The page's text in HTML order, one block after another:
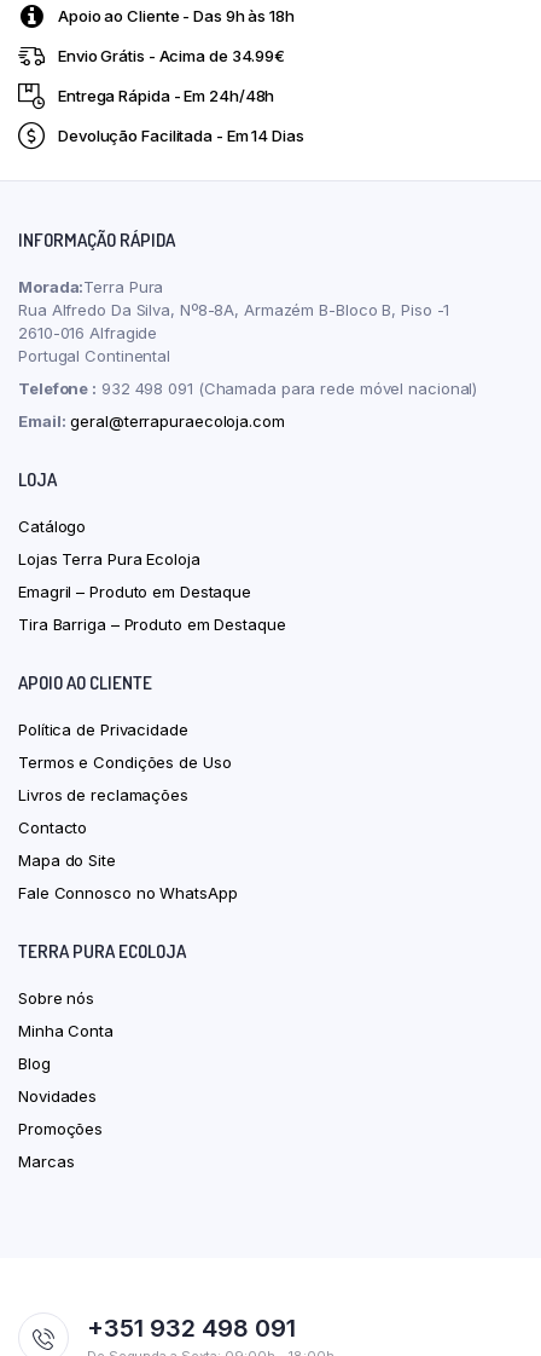
Salim
Apoio ao Cliente - Das 9h às 18h
Envio Grátis - Acima de 34.99€
Entrega Rápida - Em 24h/48h
Devolução Facilitada - Em 14 Dias
INFORMAÇÃO RÁPIDA
Morada:Terra Pura
Rua Alfredo Da Silva, Nº8-8A, Armazém B-Bloco B, Piso -1
2610-016 Alfragide
Portugal Continental
Telefone : 932 498 091 (Chamada para rede móvel nacional)
Email: geral@terrapuraecoloja.com
LOJA
Catálogo
Lojas Terra Pura Ecoloja
Emagril – Produto em Destaque
Tira Barriga – Produto em Destaque
APOIO AO CLIENTE
Política de Privacidade
Termos e Condições de Uso
Livros de reclamações
Contacto
Mapa do Site
Fale Connosco no WhatsApp
TERRA PURA ECOLOJA
Sobre nós
Minha Conta
Blog
Novidades
Promoções
Marcas
+351 932 498 091